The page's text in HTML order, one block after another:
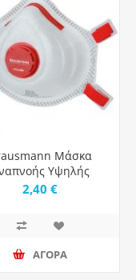
Μάσκα
Υψηλής
FFP3 NR με
2,40 €
ΑΓΟΡΑ